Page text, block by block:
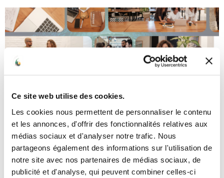
Ce site web utilise des cookies.
Les cookies nous permettent de personnaliser le contenu
et les annonces, d'offrir des fonctionnalités relatives aux
médias sociaux et d'analyser notre trafic. Nous
partageons également des informations sur l'utilisation de
notre site avec nos partenaires de médias sociaux, de
publicité et d'analyse, qui peuvent combiner celles-ci
Tu es Assistante Virtuelle et tu te demandes comment